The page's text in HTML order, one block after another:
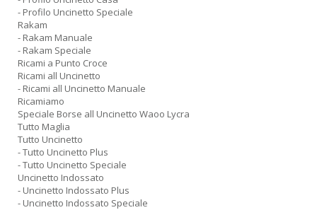
- Profilo Uncinetto Speciale
Rakam
- Rakam Manuale
- Rakam Speciale
Ricami a Punto Croce
Ricami all Uncinetto
- Ricami all Uncinetto Manuale
Ricamiamo
Speciale Borse all Uncinetto Waoo Lycra
Tutto Maglia
Tutto Uncinetto
- Tutto Uncinetto Plus
- Tutto Uncinetto Speciale
Uncinetto Indossato
- Uncinetto Indossato Plus
- Uncinetto Indossato Speciale